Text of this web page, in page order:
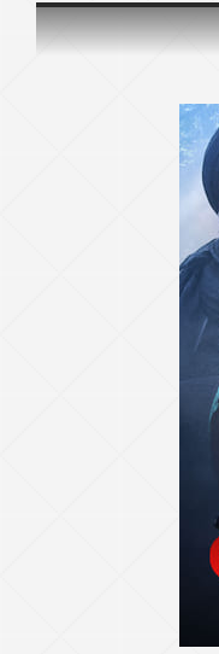
45 серия